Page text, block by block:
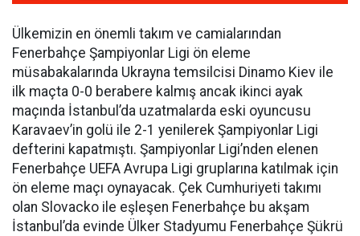
Ülkemizin en önemli takım ve camialarından
Fenerbahçe Şampiyonlar Ligi ön eleme
müsabakalarında Ukrayna temsilcisi Dinamo Kiev ile
ilk maçta 0-0 berabere kalmış ancak ikinci ayak
maçında İstanbul’da uzatmalarda eski oyuncusu
Karavaev’in golü ile 2-1 yenilerek Şampiyonlar Ligi
defterini kapatmıştı. Şampiyonlar Ligi’nden elenen
Fenerbahçe UEFA Avrupa Ligi gruplarına katılmak için
ön eleme maçı oynayacak. Çek Cumhuriyeti takımı
olan Slovacko ile eşleşen Fenerbahçe bu akşam
İstanbul’da evinde Ülker Stadyumu Fenerbahçe Şükrü